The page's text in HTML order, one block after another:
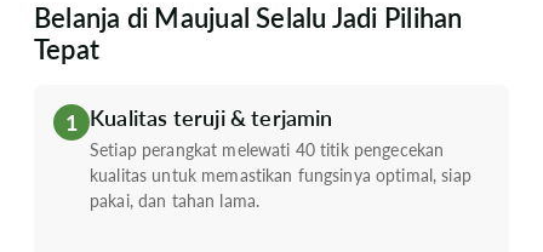
Belanja di Maujual Selalu Jadi Pilihan
Tepat
1 Kualitas teruji & terjamin
Setiap perangkat melewati 40 titik pengecekan
kualitas untuk memastikan fungsinya optimal, siap
pakai, dan tahan lama.